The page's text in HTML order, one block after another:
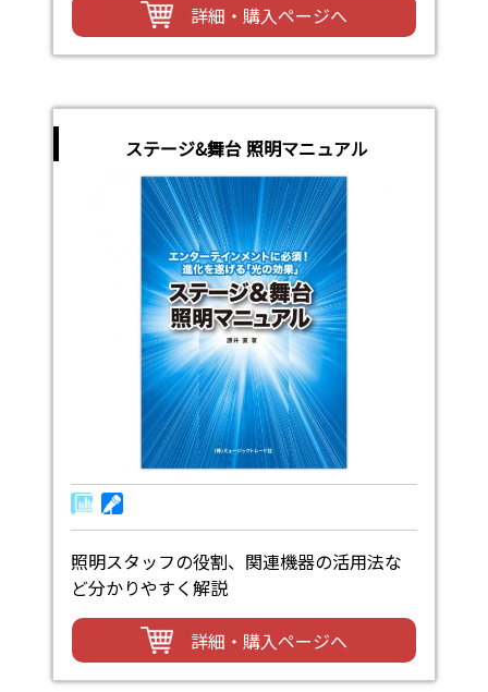
詳細・購入ページへ
ステージ&舞台 照明マニュアル
照明スタッフの役割、関連機器の活用法な
ど分かりやすく解説
詳細・購入ページへ